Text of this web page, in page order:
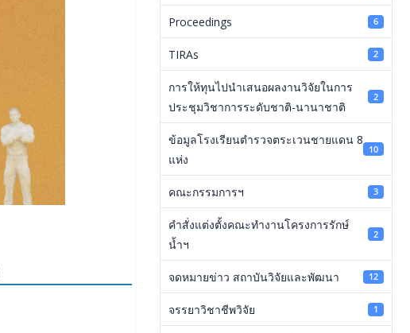
Proceedings 6
TIRAs 2
การให้ทุนไปนำเสนอผลงานวิจัยในการ
ประชุมวิชาการระดับชาติ-นานาชาติ
2
ข้อมูลโรงเรียนตำรวจตระเวนชายแดน 8
แห่ง
10
คณะกรรมการฯ 3
คำสั่งแต่งตั้งคณะทำงานโครงการรักษ์
น้ำฯ
2
จดหมายข่าว สถาบันวิจัยและพัฒนา 12
จรรยาวิชาชีพวิจัย 1